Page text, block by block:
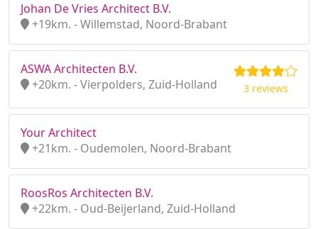
Johan De Vries Architect B.V.
+19km. - Willemstad, Noord-Brabant
ASWA Architecten B.V.
+20km. - Vierpolders, Zuid-Holland
3 reviews
Your Architect
+21km. - Oudemolen, Noord-Brabant
RoosRos Architecten B.V.
+22km. - Oud-Beijerland, Zuid-Holland